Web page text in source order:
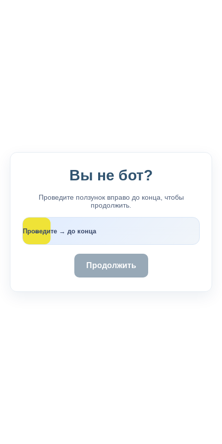
Вы не бот?
Проведите ползунок вправо до конца, чтобы
продолжить.
Проведите → до конца
→
Продолжить